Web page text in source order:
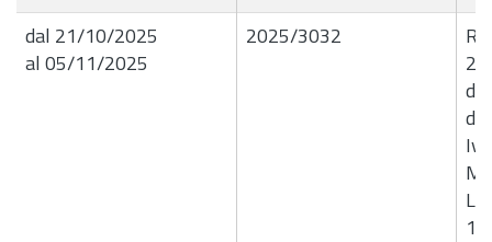
dal 21/10/2025
al 05/11/2025
2025/3032
di